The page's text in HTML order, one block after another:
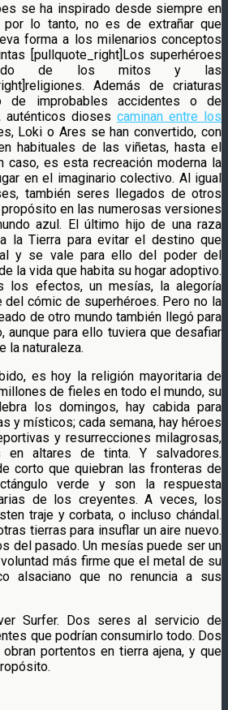
se ha inspirado desde siempre en
lo tanto, no es de extrañar que
forma a los milenarios conceptos
[pullquote_right]Los superhéroes
de los mitos y las
Además de criaturas
de improbables accidentes o de
auténticos dioses caminan entre los
Loki o Ares se han convertido, con
habituales de las viñetas, hasta el
caso, es esta recreación moderna la
en el imaginario colectivo. Al igual
también seres llegados de otros
en las numerosas versiones
azul. El último hijo de una raza
la Tierra para evitar el destino que
y se vale para ello del poder del
la vida que habita su hogar adoptivo.
los efectos, un mesías, la alegoría
cómic de superhéroes. Pero no la
de otro mundo también llegó para
aunque para ello tuviera que desafiar
la naturaleza.
es hoy la religión mayoritaria de
de fieles en todo el mundo, su
los domingos, hay cabida para
y místicos; cada semana, hay héroes
y resurrecciones milagrosas,
en altares de tinta. Y salvadores.
corto que quiebran las fronteras de
verde y son la respuesta
de los creyentes. A veces, los
traje y corbata, o incluso chándal.
tierras para insuflar un aire nuevo.
del pasado. Un mesías puede ser un
más firme que el metal de su
alsaciano que no renuncia a sus
Surfer. Dos seres al servicio de
que podrían consumirlo todo. Dos
portentos en tierra ajena, y que